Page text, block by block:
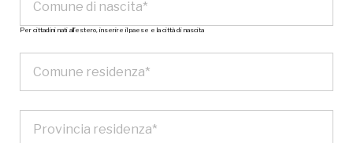
Per cittadini nati all’estero, inserire il paese e la città di nascita